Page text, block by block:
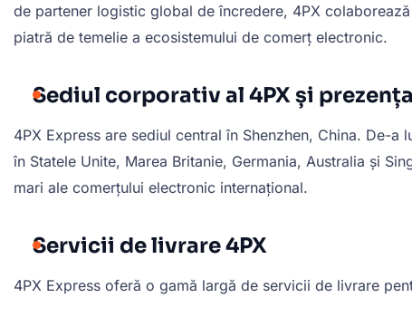
de partener logistic global de încredere, 4PX
piatră de temelie a ecosistemului de comerț electronic.
Sediul corporativ al 4PX și
4PX Express are sediul central în Shenzhen, China. De-
în Statele Unite, Marea Britanie, Germania, Australia și
mari ale comerțului electronic internațional.
Servicii de livrare 4PX
4PX Express oferă o gamă largă de servicii de livrare